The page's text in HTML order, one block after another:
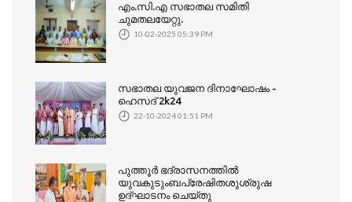
എം.സി.എ സഭാതല സമിതി
ചുമതലയേറ്റു.
10-02-2025 05:39 PM
സഭാതല യുവജന ദിനാഘോഷം -
ഹെസദ് 2k24
22-10-2024 01:51 PM
പുത്തൂർ ഭദ്രാസനത്തിൽ
യുവകുടുംബപ്രേഷിതശുശ്രുഷ
ഉദ്ഘാടനം ചെയ്തു